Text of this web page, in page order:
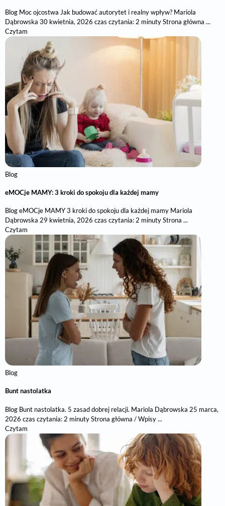
Blog Moc ojcostwa Jak budować autorytet i realny wpływ? Mariola
Dąbrowska 30 kwietnia, 2026 czas czytania: 2 minuty Strona główna ...
Czytam
Blog
eMOCje MAMY: 3 kroki do spokoju dla każdej mamy
Blog eMOCje MAMY 3 kroki do spokoju dla każdej mamy Mariola
Dąbrowska 29 kwietnia, 2026 czas czytania: 2 minuty Strona ...
Czytam
Blog
Bunt nastolatka
Blog Bunt nastolatka. 5 zasad dobrej relacji. Mariola Dąbrowska 25 marca,
2026 czas czytania: 2 minuty Strona główna / Wpisy ...
Czytam